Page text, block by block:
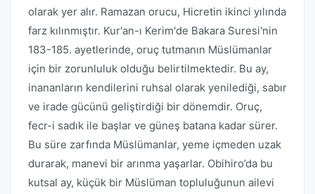
olarak yer alır. Ramazan orucu, Hicretin ikinci yılında
farz kılınmıştır. Kur'an-ı Kerim'de Bakara Suresi'nin
183-185. ayetlerinde, oruç tutmanın Müslümanlar
için bir zorunluluk olduğu belirtilmektedir. Bu ay,
inananların kendilerini ruhsal olarak yenilediği, sabır
ve irade gücünü geliştirdiği bir dönemdir. Oruç,
fecr-i sadık ile başlar ve güneş batana kadar sürer.
Bu süre zarfında Müslümanlar, yeme içmeden uzak
durarak, manevi bir arınma yaşarlar. Obihiro’da bu
kutsal ay, küçük bir Müslüman topluluğunun ailevi